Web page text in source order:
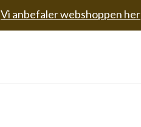
Vi anbefaler webshoppen her